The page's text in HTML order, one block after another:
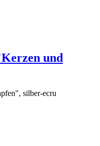
und
silber-ecru